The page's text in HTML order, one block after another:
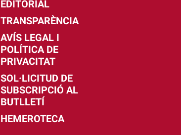
EDITORIAL
TRANSPARÈNCIA
AVÍS LEGAL I
POLÍTICA DE
PRIVACITAT
SOL·LICITUD DE
SUBSCRIPCIÓ AL
BUTLLETÍ
HEMEROTECA